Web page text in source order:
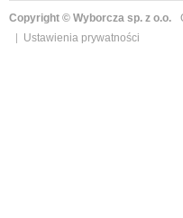
Copyright © Wyborcza sp. z o.o.
Ustawienia prywatności